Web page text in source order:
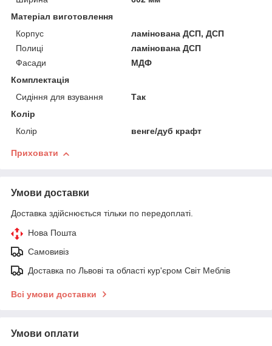
Матеріал виготовлення
Корпус
ламінована ДСП, ДСП
Полиці
ламінована ДСП
Фасади
МДФ
Комплектація
Сидіння для взування
Так
Колір
Колір
венге/дуб крафт
Приховати
Умови доставки
Доставка здійснюється тільки по передоплаті.
Нова Пошта
Самовивіз
Доставка по Львові та області кур'єром Світ Меблів
Всі умови доставки
Умови оплати